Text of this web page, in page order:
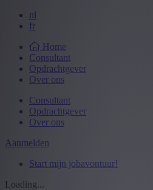
nl
fr
Home
Consultant
Opdrachtgever
Over ons
Consultant
Opdrachtgever
Over ons
Aanmelden
Start mijn jobavontuur!
Loading...